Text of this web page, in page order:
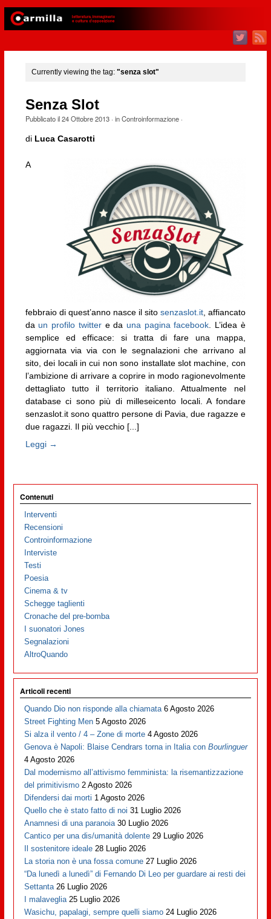
Currently viewing the tag: "senza slot"
Senza Slot
Pubblicato il24 Ottobre 2013· inControinformazione·
di Luca Casarotti
A
febbraio di quest’anno nasce il sito senzaslot.it, affiancato
da un profilo twittere da una pagina facebook . L’idea è
semplice ed efficace: si tratta di fare una mappa,
aggiornata via via con le segnalazioni che arrivano al
sito, dei locali in cui non sono installate slot machine, con
l’ambizione di arrivare a coprire in modo ragionevolmente
dettagliato tutto il territorio italiano. Attualmente nel
database ci sono più di milleseicento locali. A fondare
senzaslot.it sono quattro persone di Pavia, due ragazze e
due ragazzi. Il più vecchio [...]
Leggi →
Contenuti
Interventi
Recensioni
Controinformazione
Interviste
Testi
Poesia
Cinema & tv
Schegge taglienti
Cronache del pre-bomba
I suonatori Jones
Segnalazioni
AltroQuando
Articoli recenti
Quando Dio non risponde alla chiamata 6 Agosto 2026
Street Fighting Men 5 Agosto 2026
Si alza il vento / 4 – Zone di morte 4 Agosto 2026
Genova è Napoli: Blaise Cendrars torna in Italia conBourlinguer
4 Agosto 2026
Dal modernismo all’attivismo femminista: la risemantizzazione
del primitivismo 2 Agosto 2026
Difendersi dai morti 1 Agosto 2026
Quello che è stato fatto di noi 31 Luglio 2026
Anamnesi di una paranoia 30 Luglio 2026
Cantico per una dis/umanità dolente 29 Luglio 2026
Il sostenitore ideale 28 Luglio 2026
La storia non è una fossa comune 27 Luglio 2026
“Da lunedì a lunedì” di Fernando Di Leo per guardare ai resti dei
Settanta 26 Luglio 2026
I malaveglia 25 Luglio 2026
Wasichu, papalagi, sempre quelli siamo 24 Luglio 2026